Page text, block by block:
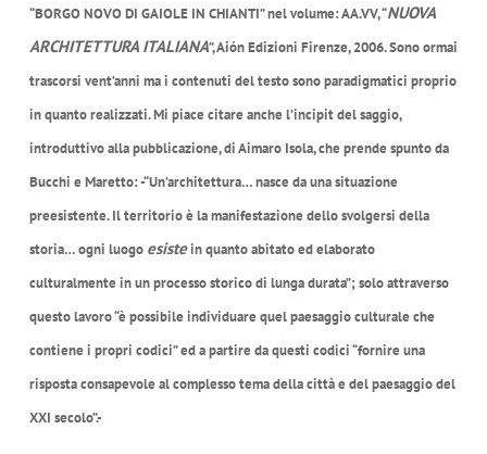
“BORGO NOVO DI GAIOLE IN CHIANTI” nel volume: AA.VV, “NUOVA
ARCHITETTURA ITALIANA”, Aión Edizioni Firenze, 2006. Sono ormai
trascorsi vent’anni ma i contenuti del testo sono paradigmatici proprio
in quanto realizzati. Mi piace citare anche l’incipit del saggio,
introduttivo alla pubblicazione, di Aimaro Isola, che prende spunto da
Bucchi e Maretto: -“Un’architettura… nasce da una situazione
preesistente. Il territorio è la manifestazione dello svolgersi della
storia… ogni luogo esistein quanto abitato ed elaborato
culturalmente in un processo storico di lunga durata”; solo attraverso
questo lavoro “è possibile individuare quel paesaggio culturale che
contiene i propri codici” ed a partire da questi codici “fornire una
risposta consapevole al complesso tema della città e del paesaggio del
XXI secolo”.-